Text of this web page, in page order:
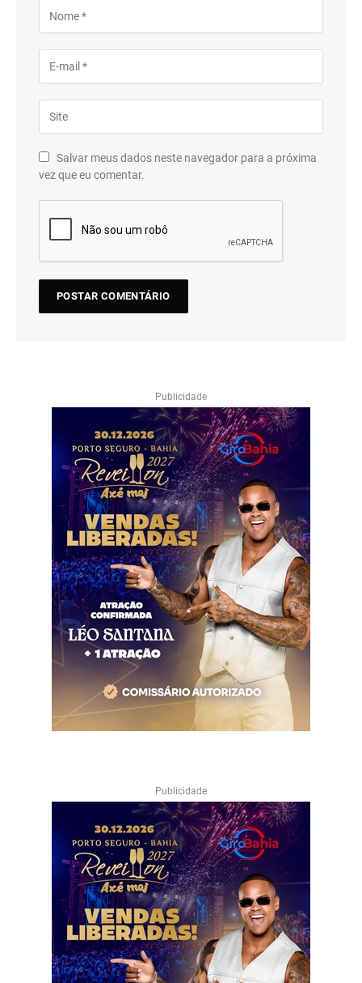
Salvar meus dados neste navegador para a próxima
vez que eu comentar.
Publicidade
Publicidade